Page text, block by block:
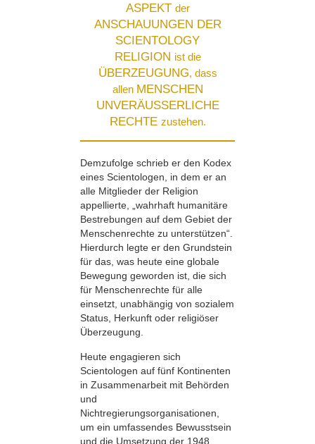
ASPEKT der
ANSCHAUUNGEN DER
SCIENTOLOGY
RELIGION ist die
ÜBERZEUGUNG, dass
allen MENSCHEN
UNVERÄUSSERLICHE
RECHTE zustehen.
Demzufolge schrieb er den Kodex
eines Scientologen, in dem er an
alle Mitglieder der Religion
appellierte, „wahrhaft humanitäre
Bestrebungen auf dem Gebiet der
Menschenrechte zu unterstützen“.
Hierdurch legte er den Grundstein
für das, was heute eine globale
Bewegung geworden ist, die sich
für Menschenrechte für alle
einsetzt, unabhängig von sozialem
Status, Herkunft oder religiöser
Überzeugung.
Heute engagieren sich
Scientologen auf fünf Kontinenten
in Zusammenarbeit mit Behörden
und
Nichtregierungsorganisationen,
um ein umfassendes Bewusstsein
und die Umsetzung der 1948